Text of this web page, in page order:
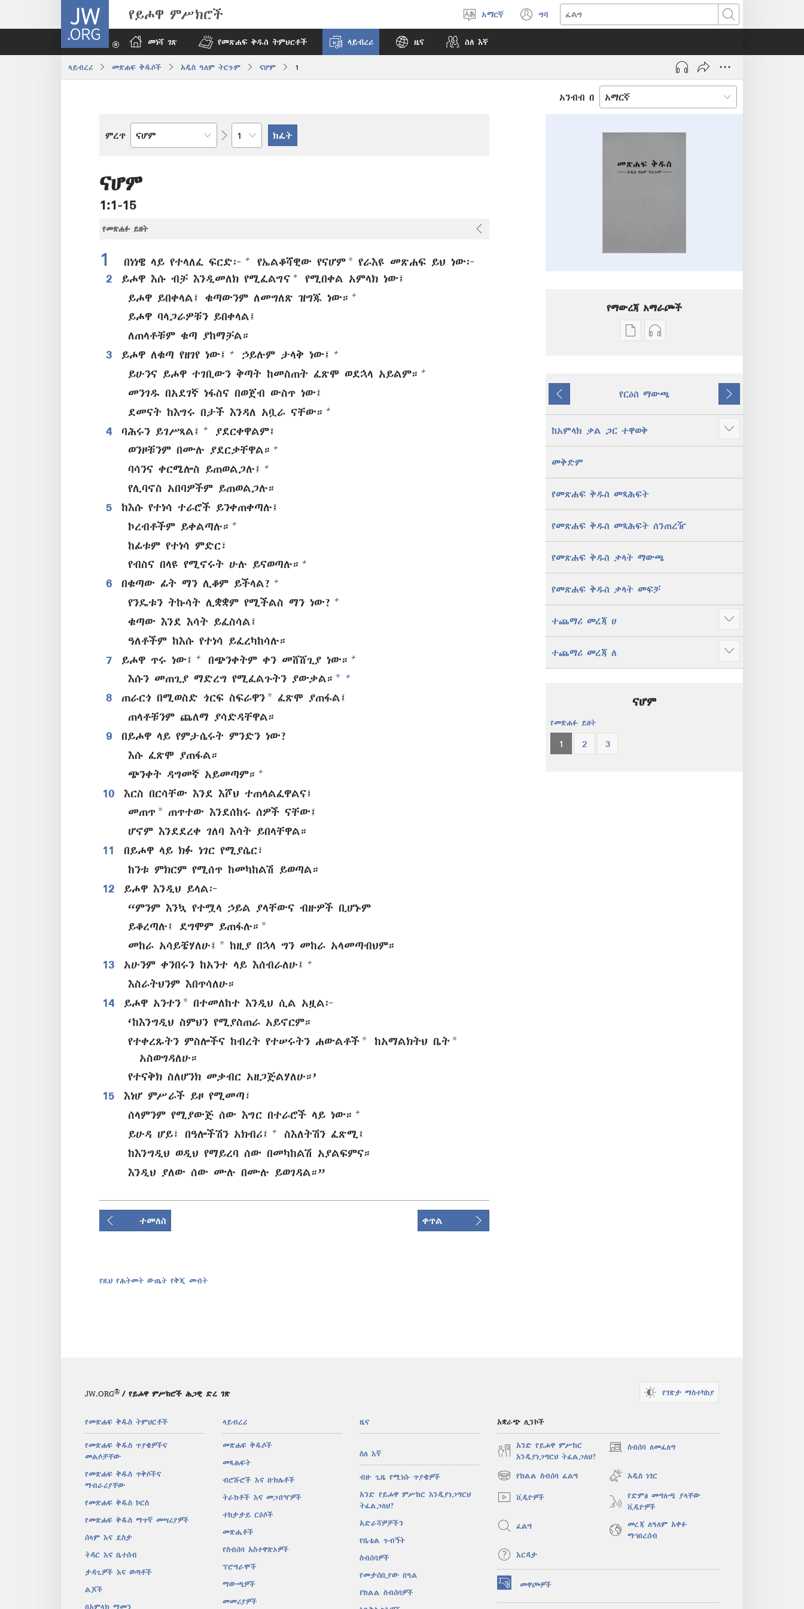
JW.ORG የይሖዋ ምሥክሮች
ቋንቋ
አማርኛ ግባ
(አዲስ
ፈልግ
መነሻ ገጽ የመጽሐፍ ቅዱስ ትምህርቶች ላይብረሪ ዜና ስለ እኛ
ላይብረሪ መጽሐፍ ቅዱሶች አዲስ ዓለም ትርጉም ናሆም 1
አንብብ በ
ምረጥ
የመጽሐፍ
በምዕራፍ
ናሆም
1:1-15
የመጽሐፉ ይዘት
1 በነነዌ ላይ የተላለፈ ፍርድ፦ + የኤልቆሻዊው የናሆም * የራእዩ መጽሐፍ ይህ ነው፦
2
ይሖዋ እሱ ብቻ እንዲመለክ የሚፈልግና +
የሚበቀል አምላክ ነው፤
ይሖዋ ይበቀላል፤ ቁጣውንም ለመግለጽ ዝግጁ ነው። +
ይሖዋ ባላጋራዎቹን ይበቀላል፤
ለጠላቶቹም ቁጣ ያከማቻል።
3
ይሖዋ ለቁጣ የዘገየ ነው፤ + ኃይሉም ታላቅ ነው፤ +
ይሁንና ይሖዋ ተገቢውን ቅጣት ከመስጠት ፈጽሞ ወደኋላ አይልም። +
መንገዱ በአደገኛ ነፋስና በወጀብ ውስጥ ነው፤
ደመናት ከእግሩ በታች እንዳለ አቧራ ናቸው። +
4 ባሕሩን ይገሥጻል፤ +
ያደርቀዋልም፤
ወንዞቹንም በሙሉ ያደርቃቸዋል። +
ባሳንና ቀርሜሎስ ይጠወልጋሉ፤ +
የሊባኖስ አበባዎችም ይጠወልጋሉ።
5
ከእሱ የተነሳ ተራሮች ይንቀጠቀጣሉ፤
ኮረብቶችም ይቀልጣሉ። +
ከፊቱም የተነሳ ምድር፣
የብስና በላዩ የሚኖሩት ሁሉ ይናወጣሉ። +
6 በቁጣው ፊት ማን ሊቆም ይችላል? +
የንዴቱን ትኩሳት ሊቋቋም የሚችልስ ማን ነው? +
ቁጣው እንደ እሳት ይፈስሳል፤
ዓለቶችም ከእሱ የተነሳ ይፈረካከሳሉ።
7
ይሖዋ ጥሩ ነው፤ + በጭንቀትም ቀን መሸሸጊያ ነው። +
እሱን መጠጊያ ማድረግ የሚፈልጉትን ያውቃል። * +
8 ጠራርጎ በሚወስድ ጎርፍ ስፍራዋን *ፈጽሞ ያጠፋል፤
ጠላቶቹንም ጨለማ ያሳድዳቸዋል።
9
በይሖዋ ላይ የምታሴሩት ምንድን ነው?
እሱ ፈጽሞ ያጠፋል።
ጭንቀት ዳግመኛ አይመጣም። +
10
እርስ በርሳቸው እንደ እሾህ ተጠላልፈዋልና፤
መጠጥ * ጠጥተው እንደሰከሩ ሰዎች ናቸው፤
ሆኖም እንደደረቀ ገለባ እሳት ይበላቸዋል።
11
በይሖዋ ላይ ክፉ ነገር የሚያሴር፣
ከንቱ ምክርም የሚሰጥ ከመካከልሽ ይወጣል።
12
ይሖዋ እንዲህ ይላል፦
“ምንም እንኳ የተሟላ ኃይል ያላቸውና ብዙዎች ቢሆኑም
ይቆረጣሉ፤ ደግሞም ይጠፋሉ። *
መከራ አሳይቼሃለሁ፤ * ከዚያ በኋላ ግን መከራ አላመጣብህም።
13
አሁንም ቀንበሩን ከአንተ ላይ እሰብራለሁ፤ +
እስራትህንም እበጥሳለሁ።
14
ይሖዋ አንተን *በተመለከተ እንዲህ ሲል አዟል፦
‘ከእንግዲህ ስምህን የሚያስጠራ አይኖርም።
የተቀረጹትን ምስሎችና ከብረት የተሠሩትን ሐውልቶች * ከአማልክትህ ቤት *
አስወግዳለሁ።
የተናቅክ ስለሆንክ መቃብር አዘጋጅልሃለሁ።’
15
እነሆ ምሥራች ይዞ የሚመጣ፣
ሰላምንም የሚያውጅ ሰው እግር በተራሮች ላይ ነው። +
ይሁዳ ሆይ፣ በዓሎችሽን አክብሪ፤ +
ስእለትሽን ፈጽሚ፤
ከእንግዲህ ወዲህ የማይረባ ሰው በመካከልሽ አያልፍምና።
እንዲህ ያለው ሰው ሙሉ በሙሉ ይወገዳል።”
ተመለስ ቀጥል
የዚህ የሕትመት ውጤት የቅጂ መብት
የማውረጃ አማራጮች
የሕትመት
አማራጮች
ኦዲዮዎችን
አዲስ
ተመለስ
የርዕስ ማውጫ
ቀጥል
ከአምላክ ቃል ጋር ተዋወቅ
አሳይ
መቅድም
የመጽሐፍ ቅዱስ መጻሕፍት
የመጽሐፍ ቅዱስ መጻሕፍት ሰንጠረዥ
የመጽሐፍ ቅዱስ ቃላት ማውጫ
የመጽሐፍ ቅዱስ ቃላት መፍቻ
ተጨማሪ መረጃ ሀ
አሳይ
ተጨማሪ መረጃ ለ
አሳይ
ናሆም
የመጽሐፉ ይዘት
1 2 3
JW.ORG® / የይሖዋ ምሥክሮች ሕጋዊ ድረ ገጽ የገጽታ ማስተካከያ
የመጽሐፍ ቅዱስ ትምህርቶች
የመጽሐፍ ቅዱስ ጥያቄዎችና
መልሶቻቸው
የመጽሐፍ ቅዱስ ጥቅሶችና
ማብራሪያቸው
የመጽሐፍ ቅዱስ ኮርስ
የመጽሐፍ ቅዱስ ማጥኛ መሣሪያዎች
ሰላም እና ደስታ
ትዳር እና ቤተሰብ
ታዳጊዎች እና ወጣቶች
ልጆች
በአምላክ ማመን
ላይብረሪ
መጽሐፍ ቅዱሶች
መጻሕፍት
ብሮሹሮች እና ቡክሌቶች
ትራክቶች እና መጋበዣዎች
ተከታታይ ርዕሶች
መጽሔቶች
የስብሰባ አስተዋጽኦዎች
ፕሮግራሞች
ማውጫዎች
መመሪያዎች
ዜና
ስለ እኛ
ብዙ ጊዜ የሚነሱ ጥያቄዎች
አንድ የይሖዋ ምሥክር እንዲያነጋግርህ
ትፈልጋለህ?
አድራሻዎቻችን
የቤቴል ጉብኝት
ስብሰባዎች
የመታሰቢያው በዓል
የክልል ስብሰባዎች
አቋራጭ ሊንኮች
አንድ የይሖዋ ምሥክር
እንዲያነጋግርህ ትፈልጋለህ?
ስብሰባ ለመፈለግ
(አዲስ
ክፈት)
የክልል ስብሰባ ፈልግ
(አዲስ
ዊንዶው
ክፈት)
አዲስ ነገር
ቪዲዮዎች
የድምፅ መግለጫ ያላቸው
ቪዲዮዎች
ፈልግ
መረጃ ለዓለም አቀፉ
ማኅበረሰብ
እርዳታ
መዋጮዎች
(አዲስ
ዊንዶው